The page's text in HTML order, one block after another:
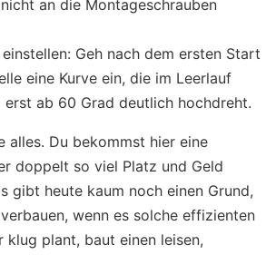
an die Montageschrauben
Geh nach dem ersten Start
eine Kurve ein, die im Leerlauf
erst ab 60 Grad deutlich hochdreht.
alles. Du bekommst hier eine
doppelt so viel Platz und Geld
gibt heute kaum noch einen Grund,
wenn es solche effizienten
klug plant, baut einen leisen,